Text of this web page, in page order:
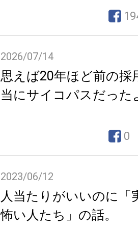
2026/07/14
思えば20年ほど前の採
当にサイコパスだった
0
2023/06/12
人当たりがいいのに「
怖い人たち」の話。